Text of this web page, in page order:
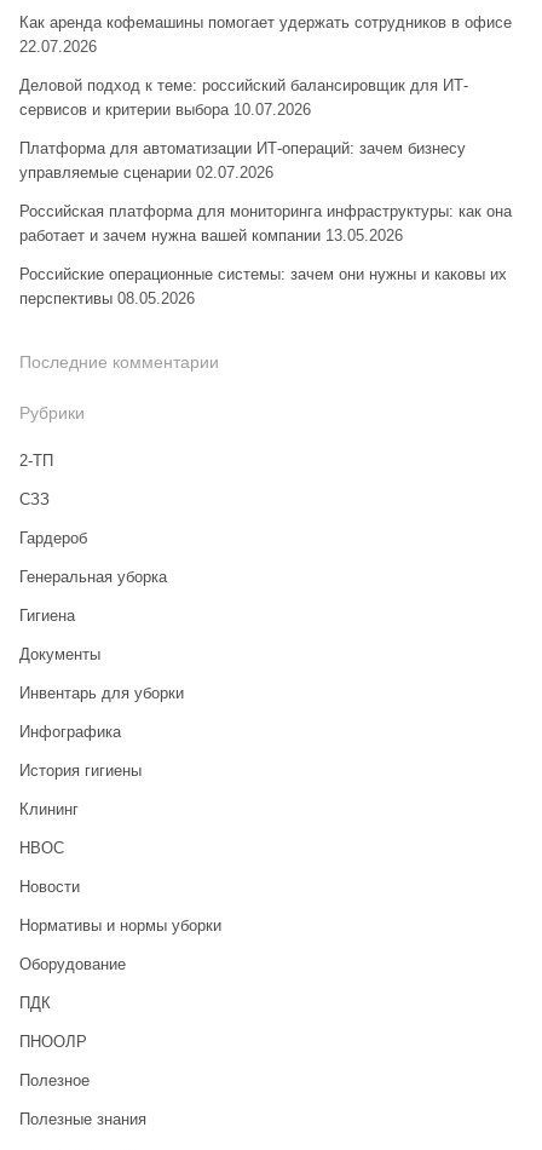
Как аренда кофемашины помогает удержать сотрудников в офисе
22.07.2026
Деловой подход к теме: российский балансировщик для ИТ-
сервисов и критерии выбора 10.07.2026
Платформа для автоматизации ИТ-операций: зачем бизнесу
управляемые сценарии 02.07.2026
Российская платформа для мониторинга инфраструктуры: как она
работает и зачем нужна вашей компании 13.05.2026
Российские операционные системы: зачем они нужны и каковы их
перспективы 08.05.2026
Последние комментарии
Рубрики
2-ТП
CЗЗ
Гардероб
Генеральная уборка
Гигиена
Документы
Инвентарь для уборки
Инфографика
История гигиены
Клининг
НВОС
Новости
Нормативы и нормы уборки
Оборудование
ПДК
ПНООЛР
Полезное
Полезные знания